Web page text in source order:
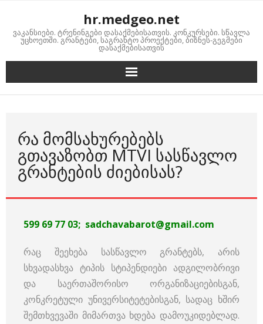
content
hr.medgeo.net
ვაკანსიები. ტრენინგები დასაქმებისათვის. კონკურსები. სწავლა
უცხოეთში. გრანტები, საგრანტო პროექტები, ბიზნეს-გეგმები
დასაქმებისათვის
ᲠᲐ ᲛᲝᲛᲡᲐᲮᲣᲠᲔᲑᲔᲑᲡ
ᲒᲗᲐᲕᲐᲖᲝᲑᲗ MTVI ᲡᲐᲡᲬᲐᲕᲚᲝ
ᲒᲠᲐᲜᲢᲔᲑᲘᲡ ᲫᲘᲔᲑᲘᲡᲐᲡ?
599 69 77 03; sadchavabarot@gmail.com
რაც შეეხება სასწავლო გრანტებს, არის
სხვადასხვა ტიპის სტიპენდიები ადგილობრივი
და საერთაშორისო ორგანიზაციებისგან,
კონკრეტული უნივერსიტეტებისგან, სადაც ხშირ
შემთხვევაში მიმართვა ხდება დამოუკიდებლად.